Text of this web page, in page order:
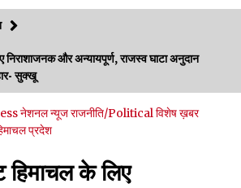
शिमला को मिलेगी स्पैक्ट, सेल सेपरेटर और 256-स्लाइस सीटी
मशीन, स्वास्थ्य उपकरणों और आधारभूत अधोसंरचना के लिए जारी किए
करोड़- CM
08/2026
सरकार कोल्ड स्टोरेज, फ्रीज-ड्राई यूनिट और रेफ्रिजरेटेड वैन के
09/08/2026
निराशाजनक और अन्यायपूर्ण, राजस्व घाटा अनुदान
सुक्खू
नेशनल न्यूजराजनीति/Politicalविशेष ख़बर
प्रदेश
के लिए